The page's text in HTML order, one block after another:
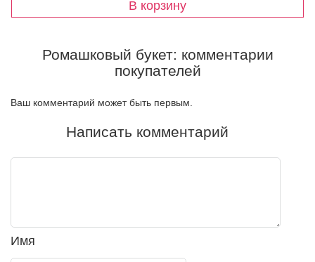
Ромашковый букет: комментарии
покупателей
Ваш комментарий может быть первым.
Написать комментарий
Имя